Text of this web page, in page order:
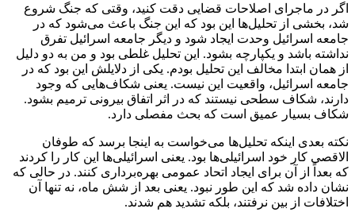
اگر در ماجرای اصلاحات قضایی دقت کنید، وقتی که جنگ شروع
شد، بخشی از تحلیل‌ها این بود که این جنگ باعث می‌شود که در
جامعه اسرائیل وحدت ایجاد شود و دیگر جامعه اسرائیل تفرق
نداشته باشد و یکپارچه بشود. این تحلیل غلطی بود و من به دو دلیل
از همان ابتدا مخالف این تحلیل بودم. یکی از دلایلش این بود که در
جامعه اسرائیل، واقعیت این نیست. یعنی شکاف‌هایی که وجود
دارند، شکاف سطحی نیستند که در اثر اتفاق بیرونی ترمیم بشود.
شکاف بسیار عمیق است که بحث مفصلی دارد.
نکته بعدی اینکه تحلیل‌ها می‌خواست به اینجا برسد که طوفان
الاقصی کار خود اسرائیلی‌ها بود. یعنی اسرائیلی‌ها این کار را کردند
که بعداً از آن برای ایجاد اتحاد عمومی بهره‌برداری کنند. در حالی که
نشان داده شد که این طور نبود. یعنی بعد از شش ماه، نه تنها آن
اختلافات از بین نرفتند، بلکه تشدید هم شدند.